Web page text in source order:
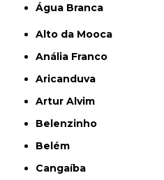
Água Branca
Alto da Mooca
Anália Franco
Aricanduva
Artur Alvim
Belenzinho
Belém
Cangaíba